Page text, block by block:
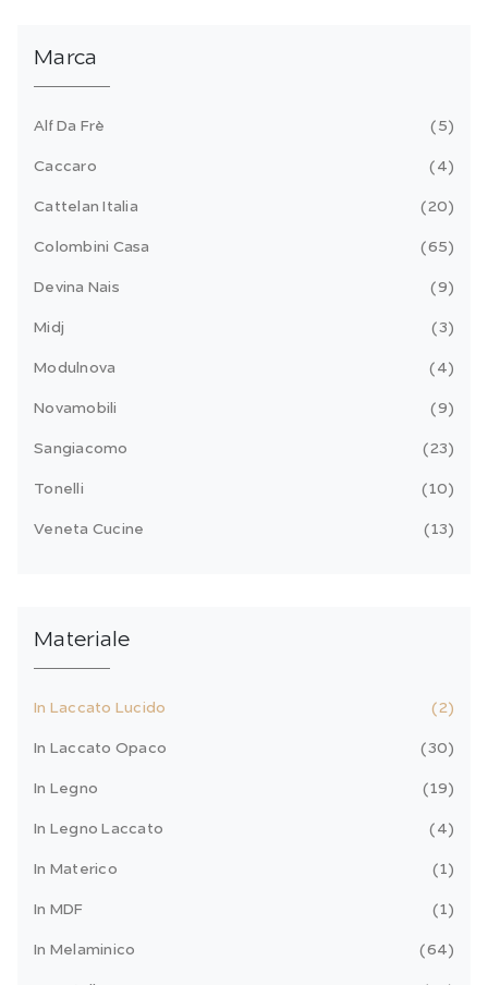
Marca
Alf Da Frè 5
Caccaro 4
Cattelan Italia 20
Colombini Casa 65
Devina Nais 9
Midj 3
Modulnova 4
Novamobili 9
Sangiacomo 23
Tonelli 10
Veneta Cucine 13
Materiale
In Laccato Lucido 2
In Laccato Opaco 30
In Legno 19
In Legno Laccato 4
In Materico 1
In MDF 1
In Melaminico 64